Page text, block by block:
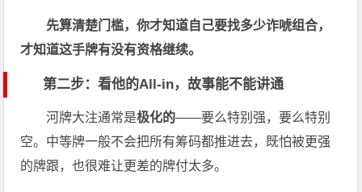
先算清楚门槛，你才知道自己要找多少诈唬组合，
才知道这手牌有没有资格继续。
第二步：看他的All-in，故事能不能讲通
河牌大注通常是极化的——要么特别强，要么特别
空。中等牌一般不会把所有筹码都推进去，既怕被更强
的牌跟，也很难让更差的牌付太多。